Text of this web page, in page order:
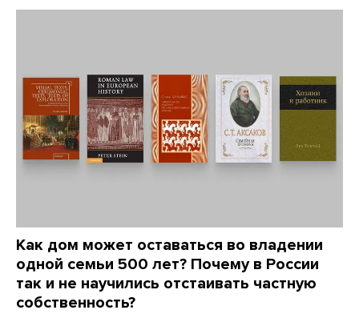
Как дом может оставаться во владении
одной семьи 500 лет? Почему в России
так и не научились отстаивать частную
собственность?